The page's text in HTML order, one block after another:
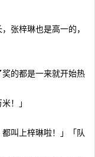
张梓琳也是高一的，
的都是一来就开始热
！」
叫上梓琳啦！」「队